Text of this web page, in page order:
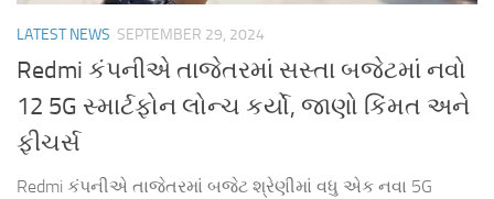
LATEST NEWS SEPTEMBER 29, 2024
Redmi કંપનીએ તાજેતરમાં સસ્તા બજેટમાં નવો
12 5G સ્માર્ટફોન લોન્ચ કર્યો, જાણો કિંમત અને
ફીચર્સ
Redmi કંપનીએ તાજેતરમાં બજેટ શ્રેણીમાં વધુ એક નવા 5G